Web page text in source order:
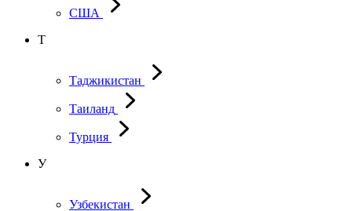
США
Т
Таджикистан
Таиланд
Турция
У
Узбекистан